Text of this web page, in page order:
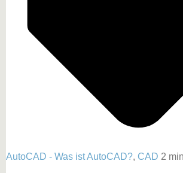
AutoCAD - Was ist AutoCAD?, CAD 2